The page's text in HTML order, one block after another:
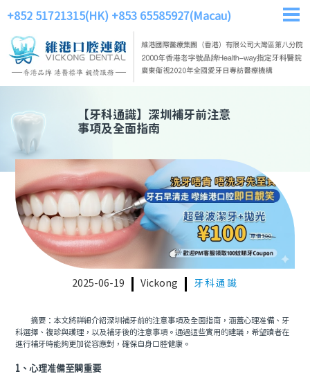
+852 51721315(HK) +853 65585927(Macau)
【牙科通識】 深圳補牙前注意
事項及全面指南
2025-06-19 Vickong 牙科通識
摘要：本文將詳細介紹深圳補牙前的注意事項及全面指南，涵蓋心理准備、牙
科選擇、複診與護理，以及補牙後的注意事項。通過這些實用的建議，希望讀者在
進行補牙時能夠更加從容應對，確保自身口腔健康。
1、心理准備至關重要